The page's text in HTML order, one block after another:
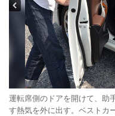
運転席側のドアを開けて、助
す熱気を外に出す。ベストカ